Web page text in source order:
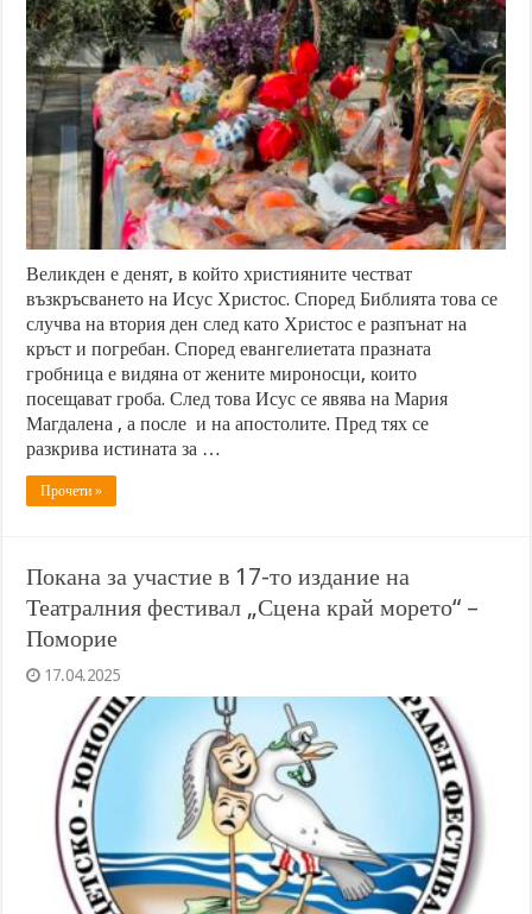
Великден е денят, в който християните честват
възкръсването на Исус Христос. Според Библията това се
случва на втория ден след като Христос е разпънат на
кръст и погребан. Според евангелиетата празната
гробница е видяна от жените мироносци, които
посещават гроба. След това Исус се явява на Мария
Магдалена , а после и на апостолите. Пред тях се
разкрива истината за …
Прочети »
Покана за участие в 17-то издание на
Театралния фестивал „Сцена край морето“ –
Поморие
17.04.2025